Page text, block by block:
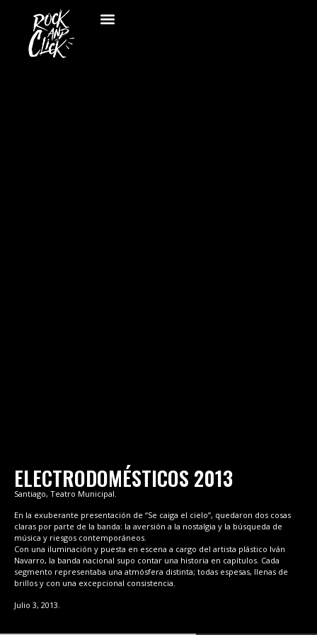
ELECTRODOMÉSTICOS 2013
Santiago, Teatro Municipal.
En la exuberante presentación de “Se caiga el cielo”, quedaron dos cosas
claras por parte de la banda: la aversión a la nostalgia y la búsqueda de
música y riesgos contemporáneos.
Con una iluminación y puesta en escena a cargo del artista plástico Iván
Navarro, la banda nacional supo contar una historia en capítulos. Cada
segmento representaba una atmósfera distinta; todas espesas, llenas de
brillos y con una excepcional consistencia.
Julio 3, 2013.